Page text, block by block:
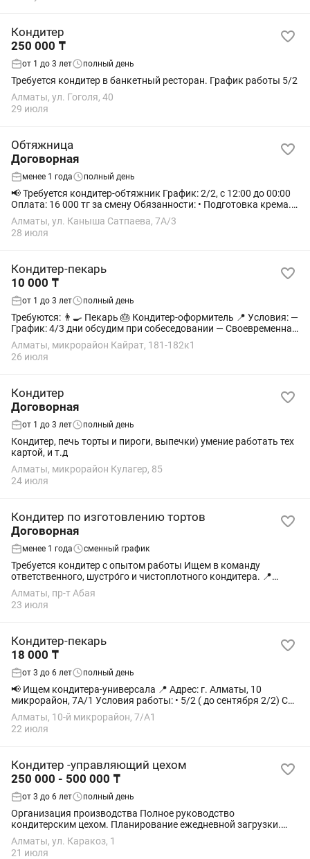
Кондитер
250 000 ₸
от 1 до 3 лет полный день
Требуется кондитер в банкетный ресторан. График работы 5/2
Алматы, ул. Гоголя, 40
29 июля
Обтяжница
Договорная
менее 1 года полный день
📢 Требуется кондитер-обтяжник График: 2/2, с 12:00 до 00:00
Оплата: 16 000 тг за смену Обязанности: • Подготовка крема. •
Обтяжка тортов. Требования: • Опыт работы. • Аккуратность
и...
Алматы, ул. Каныша Сатпаева, 7А/3
28 июля
Кондитер-пекарь
10 000 ₸
от 1 до 3 лет полный день
Требуются: 👨🍳 Пекарь 🎂 Кондитер-оформитель 📍 Условия: —
График: 4/3 дни обсудим при собеседовании — Своевременная
оплата — Комфортные условия работы 📌 Требования: —
Ответственность —...
Алматы, микрорайон Кайрат, 181-182к1
26 июля
Кондитер
Договорная
от 1 до 3 лет полный день
Кондитер, печь торты и пироги, выпечки) умение работать тех
картой, и т.д
Алматы, микрорайон Кулагер, 85
24 июля
Кондитер по изготовлению тортов
Договорная
менее 1 года сменный график
Требуется кондитер с опытом работы Ищем в команду
ответственного, шустро́го и чистоплотного кондитера. 📍
Адрес: Яссауи — Абая 🕘 График: ненормированный 💰 Оплата:
Алматы, пр-т Абая
23 июля
Кондитер-пекарь
18 000 ₸
от 3 до 6 лет полный день
📢 Ищем кондитера-универсала 📍 Адрес: г. Алматы, 10
микрорайон, 7А/1 Условия работы: • 5/2 ( до сентября 2/2) С
сентября 5/2 • Время работы:3 дня с 12:00 до 00:00 2 дня с 8.00
до 20.00 •...
Алматы, 10-й микрорайон, 7/А1
22 июля
Кондитер -управляющий цехом
250 000 - 500 000 ₸
от 3 до 6 лет полный день
Организация производства Полное руководство
кондитерским цехом. Планирование ежедневной загрузки.
Распределение работы между сотрудниками. Контроль
Алматы, ул. Каракоз, 1
21 июля